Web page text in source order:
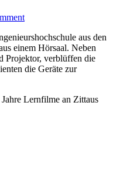
aus den
einem Hörsaal. Neben
Projektor, verblüffen die
die Geräte zur
Lernfilme an Zittaus